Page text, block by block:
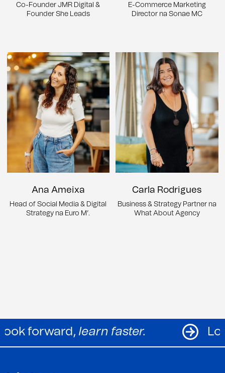
Co-Founder JMR Digital &
Founder She Leads
E-Commerce Marketing
Director na Sonae MC
Ana Ameixa
Head of Social Media & Digital
Strategy na Euro M’.
Carla Rodrigues
Business & Strategy Partner na
What About Agency
Look forward, learn faster.